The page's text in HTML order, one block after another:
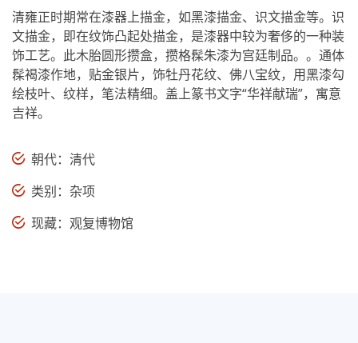
清雍正时期常在漆器上描金，如黑漆描金、识文描金等。识
文描金，即在纹饰凸起处描金，是漆器中较为奢侈的一种装
饰工艺。此木胎圆形攒盒，攒格髹朱漆为宫廷制品。。通体
髹褐漆作地，贴金银片，饰牡丹花纹、佛八宝纹，用黑漆勾
绘枝叶、纹样，笔法精细。盖上篆书文字“华祥献瑞”，寓意
吉祥。
朝代：清代
类别：杂项
现藏：观复博物馆